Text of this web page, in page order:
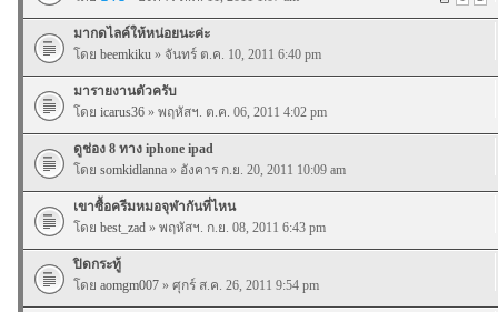
มากดไลค์ให้หน่อยนะค่ะ
โดย beemkiku » จันทร์ ต.ค. 10, 2011 6:40 pm
มารายงานตัวครับ
โดย icarus36 » พฤหัสฯ. ต.ค. 06, 2011 4:02 pm
ดูช่อง 8 ทาง iphone ipad
โดย somkidlanna » อังคาร ก.ย. 20, 2011 10:09 am
เขาซื้อครีมหมอจุฬากันที่ไหน
โดย best_zad » พฤหัสฯ. ก.ย. 08, 2011 6:43 pm
ปิดกระทู้
โดย aomgm007 » ศุกร์ ส.ค. 26, 2011 9:54 pm